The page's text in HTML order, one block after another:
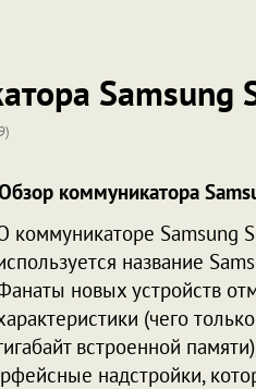
Samsung
коммуникатора
коммуникаторе Samsung
название
новых устройств
(чего
встроенной
надстройки,